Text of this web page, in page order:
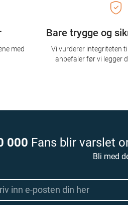
Bare trygge og
Vi vurderer integriteten
anbefaler før vi legger
med
000 Fans blir varslet
Bli med